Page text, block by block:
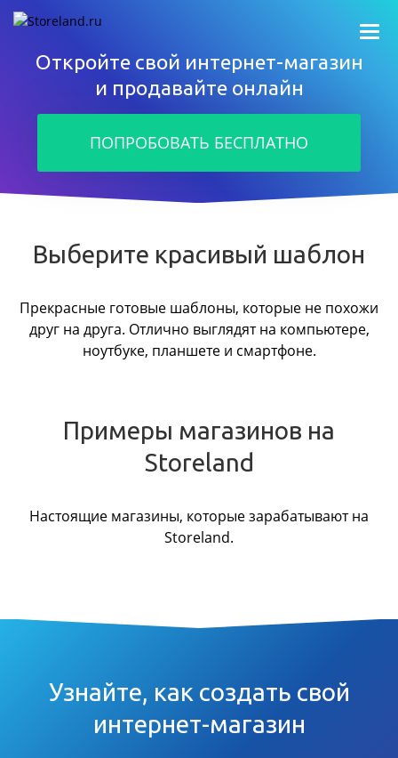
Откройте свой интернет-магазин
и продавайте онлайн
ПОПРОБОВАТЬ БЕСПЛАТНО
Выберите красивый шаблон
Прекрасные готовые шаблоны, которые не похожи
друг на друга. Отлично выглядят на компьютере,
ноутбуке, планшете и смартфоне.
Примеры магазинов на
Storeland
Настоящие магазины, которые зарабатывают на
Storeland.
Узнайте, как создать свой
интернет-магазин